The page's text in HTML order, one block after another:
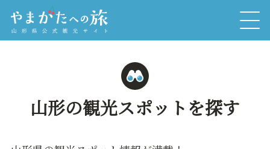
山形の観光スポットを探す